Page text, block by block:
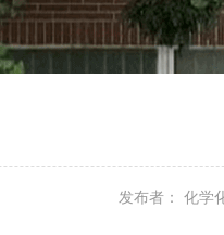
发布者： 化学